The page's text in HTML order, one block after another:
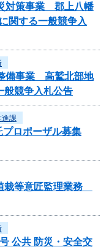
対策事業 郡上八幡
関する一般競争入
備事業 高鷲北部地
競争入札公告
進課
ロポーザル募集
栽等意匠監理業務
公共 防災・安全交